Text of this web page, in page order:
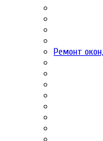
Ремонт